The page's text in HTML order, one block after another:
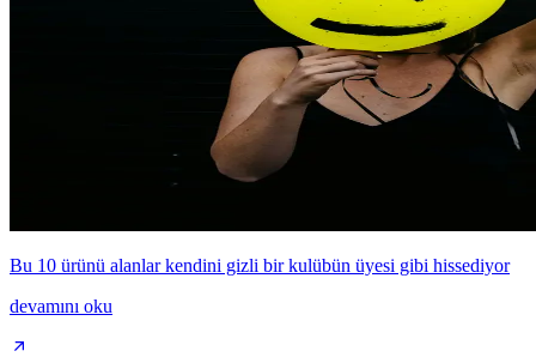
Bu 10 ürünü alanlar kendini gizli bir kulübün üyesi gibi hissediyor
devamını oku